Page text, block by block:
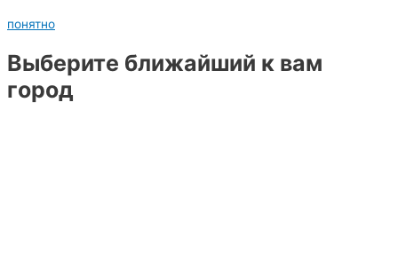
понятно
Выберите ближайший к вам
город